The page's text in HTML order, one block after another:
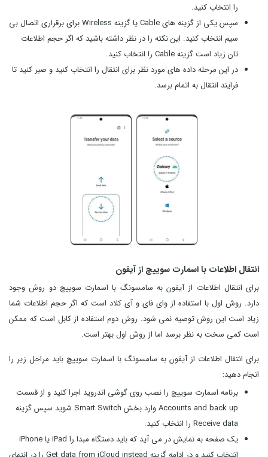
را انتخاب کنید.
سپس یکی از گزینه های Cable یا گزینه Wireless برای برقراری اتصال بی
سیم انتخاب کنید. این نکته را در نظر داشته باشید که اگر حجم اطلاعات
تان زیاد است گزینه Cable را انتخاب کنید.
در این مرحله داده های مورد نظر برای انتقال را انتخاب کنید و صبر کنید تا
فرایند انتقال به اتمام برسد.
انتقال اطلاعات با اسمارت سوییچ از آیفون
برای انتقال اطلاعات از آیفون به سامسونگ با اسمارت سوییچ دو روش وجود
دارد. روش اول با استفاده از وای فای و آی کلاد است که اگر حجم اطلاعات شما
زیاد است این روش توصیه نمی شود. روش دوم استفاده از کابل است که ممکن
است کمی سخت به نظر برسد اما از روش اول بهتر است.
برای انتقال اطلاعات از آیفون به سامسونگ با اسمارت سوییچ باید مراحل زیر را
انجام دهید:
برنامه اسمارت سوییچ را نصب روی گوشی اندروید اجرا کنید و از قسمت
Accounts and back up وارد بخش Smart Switch شوید سپس گزینه
Receive data را انتخاب کنید.
یک صفحه به نمایش در می آید که باید دستگاه مبدا را iPad یا iPhone